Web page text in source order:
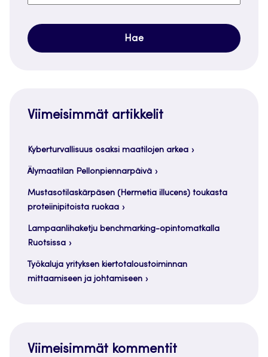
Viimeisimmät artikkelit
Kyberturvallisuus osaksi maatilojen arkea
Älymaatilan Pellonpiennarpäivä
Mustasotilaskärpäsen (Hermetia illucens) toukasta
proteiinipitoista ruokaa
Lampaanlihaketju benchmarking-opintomatkalla
Ruotsissa
Työkaluja yrityksen kiertotaloustoiminnan
mittaamiseen ja johtamiseen
Viimeisimmät kommentit